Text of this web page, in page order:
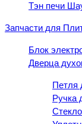
Тэн печи
Запчасти для
Блок
Дверца
Петля
Ручка